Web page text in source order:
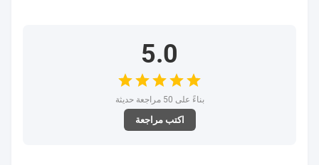
5.0
بناءً على 50 مراجعة حديثة
اكتب مراجعة